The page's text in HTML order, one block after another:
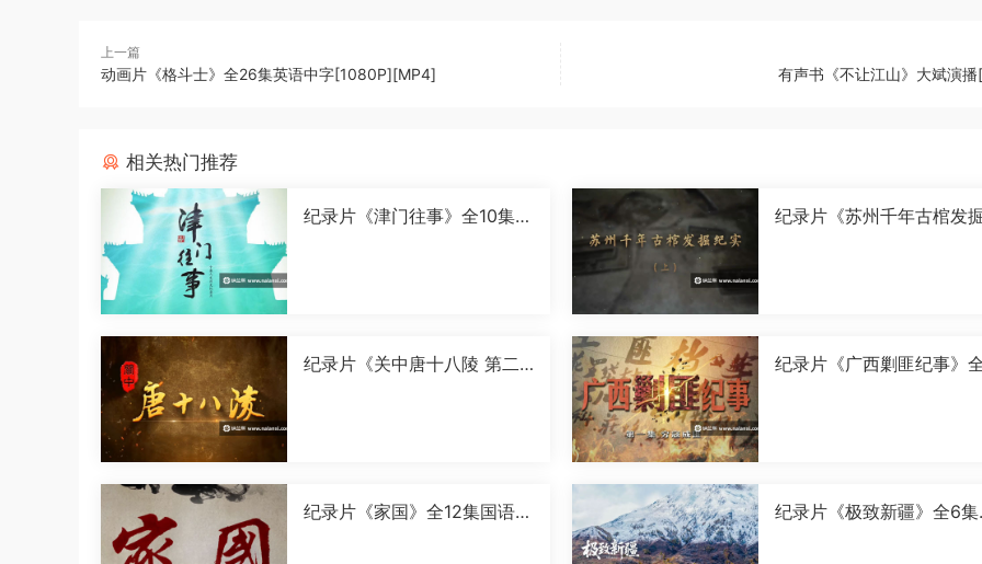
上一篇
动画片《格斗士》全26集英语中字[1080P][MP4] 有声书《不让江山》大斌演
相关热门推荐
纪录片《津门往事》全10集国
纪录片《苏州千年古棺发
纪录片《关中唐十八陵 第二
纪录片《广西剿匪纪事》
纪录片《家国》全12集国语中
纪录片《极致新疆》全6